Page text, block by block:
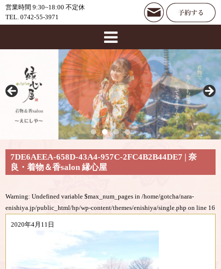
営業時間 9:30~18:00 不定休
TEL. 0742-55-3971
7DE6AEEA-658D-43A4-957C-2FC4B2B44DE7 | 奈
良・着物＆香salon 縁心屋
Warning: Undefined variable $max_num_pages in/home/gotcha/nara-
enishiya.jp/public_html/hp/wp-content/themes/enishiya/single.php on line 16
2020年4月11日